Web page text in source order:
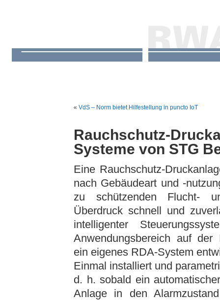
« VdS – Norm bietet Hilfestellung in puncto IoT
Rauchschutz-
Systeme von STG
Eine Rauchschutz-
nach Gebäudeart und -
zu schützenden Flucht-
Überdruck schnell und
intelligenter
Anwendungsbereich auf der
ein eigenes RDA-System
Einmal installiert und
d. h. sobald ein
Anlage in den